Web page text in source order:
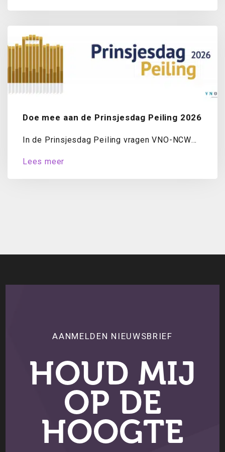
Doe mee aan de Prinsjesdag Peiling 2026
In de Prinsjesdag Peiling vragen VNO-NCW
Lees meer
AANMELDEN NIEUWSBRIEF
HOUD MIJ
OP DE
HOOGTE